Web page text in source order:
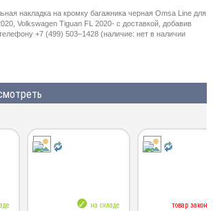
накладка на кромку багажника черная Omsa Line для
Volkswagen Tiguan FL 2020- с доставкой, добавив
+7 (499) 503–1428 (наличие: нет в наличии
на складе товар